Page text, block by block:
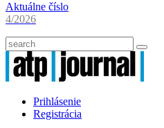
Aktuálne číslo
4/2026
Prihlásenie
Registrácia